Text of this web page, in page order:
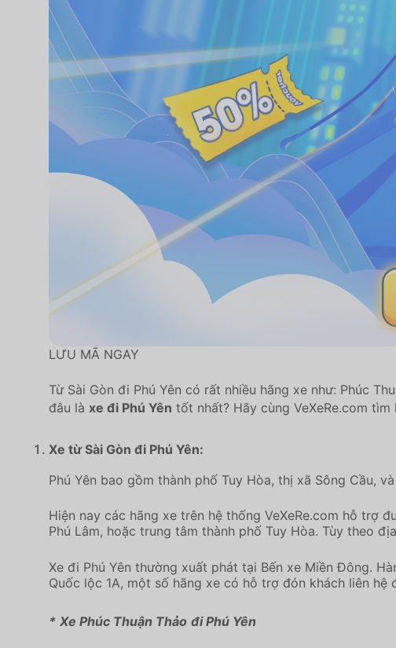
LƯU MÃ NGAY
Từ Sài Gòn đi Phú Yên có rất nhiều hãng xe như: Phúc
đâu là xe đi Phú Yên tốt nhất? Hãy cùng VeXeRe.com tìm
Xe từ Sài Gòn đi Phú Yên:
Phú Yên bao gồm thành phố Tuy Hòa, thị xã Sông Cầu,
Hiện nay các hãng xe trên hệ thống VeXeRe.com hỗ trợ
Phú Lâm, hoặc trung tâm thành phố Tuy Hòa. Tùy theo
Xe đi Phú Yên thường xuất phát tại Bến xe Miền Đông.
Quốc lộc 1A, một số hãng xe có hỗ trợ đón khách liên
* Xe Phúc Thuận Thảo đi Phú Yên